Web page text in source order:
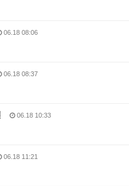
06.18 08:06
06.18 08:37
06.18 10:33
06.18 11:21